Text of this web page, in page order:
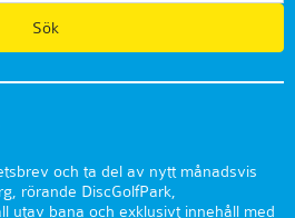
och ta del av nytt månadsvis
rörande DiscGolfPark,
utav bana och exklusivt innehåll med